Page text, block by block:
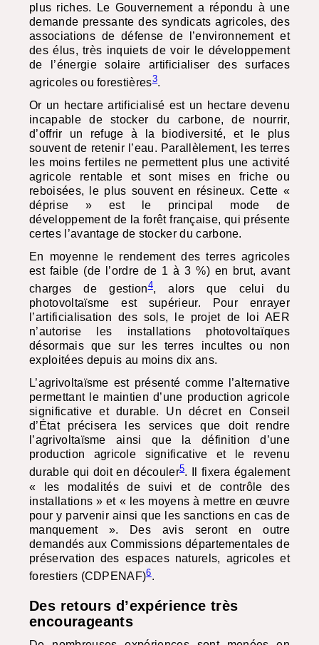
plus riches. Le Gouvernement a répondu à une
demande pressante des syndicats agricoles, des
associations de défense de l’environnement et
des élus, très inquiets de voir le développement
de l’énergie solaire artificialiser des surfaces
agricoles ou forestières3.
Or un hectare artificialisé est un hectare devenu
incapable de stocker du carbone, de nourrir,
d’offrir un refuge à la biodiversité, et le plus
souvent de retenir l’eau. Parallèlement, les terres
les moins fertiles ne permettent plus une activité
agricole rentable et sont mises en friche ou
reboisées, le plus souvent en résineux. Cette «
déprise » est le principal mode de
développement de la forêt française, qui présente
certes l’avantage de stocker du carbone.
En moyenne le rendement des terres agricoles
est faible (de l’ordre de 1 à 3 %) en brut, avant
charges de gestion4, alors que celui du
photovoltaïsme est supérieur. Pour enrayer
l’artificialisation des sols, le projet de loiAER
n’autorise les installations photovoltaïques
désormais que sur les terres incultes ou non
exploitées depuis au moins dix ans.
L’agrivoltaïsme est présenté comme l’alternative
permettant le maintien d’une production agricole
significative et durable. Un décret en Conseil
d’État précisera les services que doit rendre
l’agrivoltaïsme ainsi que la définition d’une
production agricole significative et le revenu
durable qui doit en découler5. Il fixera également
« les modalités de suivi et de contrôle des
installations » et « les moyens à mettre en œuvre
pour y parvenir ainsi que les sanctions en cas de
manquement ». Des avis seront en outre
demandés aux Commissions départementales de
préservation des espaces naturels, agricoles et
forestiers (CDPENAF)6.
Des retours d’expérience très
encourageants